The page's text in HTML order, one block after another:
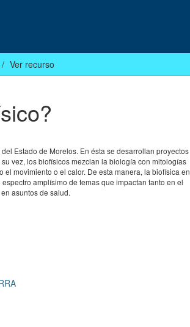
Ver recurso
Estado de Morelos. En ésta se desarrollan proyectos
vez, los biofísicos mezclan la biología con mitologías
movimiento o el calor. De esta manera, la biofísica en
amplísimo de temas que impactan tanto en el
asuntos de salud.